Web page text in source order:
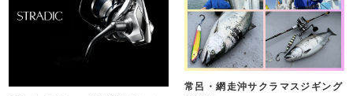
常呂・網走沖サクラマスジギング